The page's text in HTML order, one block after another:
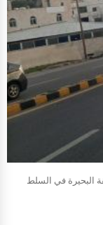
البحيرة في السلط